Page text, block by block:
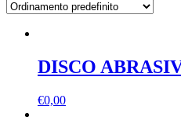
DISCO
€0,00